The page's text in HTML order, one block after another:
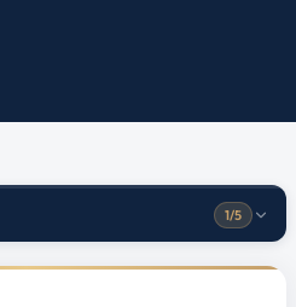
1/5
encadrant les loyers